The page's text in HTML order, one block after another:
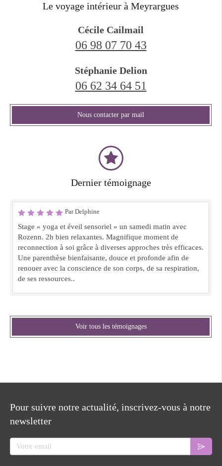
Le voyage intérieur à Meyrargues
Cécile Cailmail
06 98 07 70 43
Stéphanie Delion
06 62 34 64 51
Nous contacter par mail
Dernier témoignage
Par Delphine
Stage « yoga et éveil sensoriel » un samedi matin avec
Rozenn. 2h bien relaxantes. Magnifique moment de
reconnection à soi grâce à diverses approches très efficaces.
Une parenthèse bienfaisante, douce et profonde afin de
renouer avec la conscience de son corps, de sa respiration,
de ses ressources..
Voir tous les témoignages
Pour suivre notre actualité, inscrivez-vous à notre
newsletter
Votre email